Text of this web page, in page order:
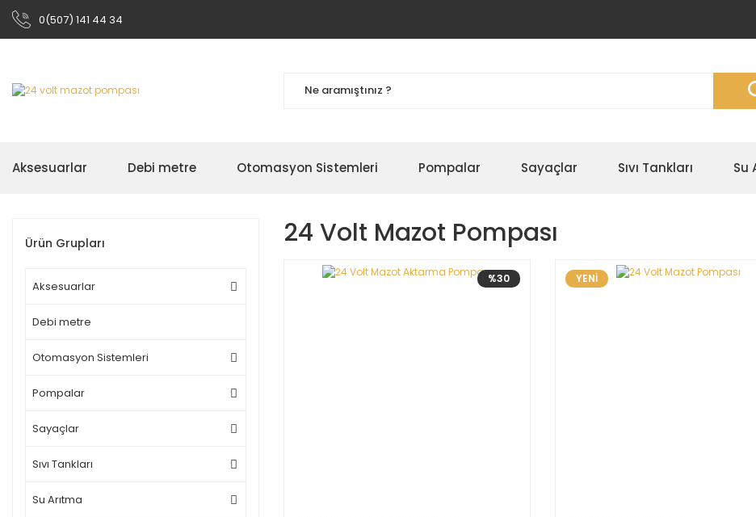
0(507) 141 44 34
Aksesuarlar Debi metre Otomasyon Sistemleri Pompalar Sayaçlar Sıvı Tankları Su
Ürün Grupları
Aksesuarlar
Debi metre
Otomasyon Sistemleri
Pompalar
Sayaçlar
Sıvı Tankları
Su Arıtma
24 Volt Mazot Pompası
%30 YENİ